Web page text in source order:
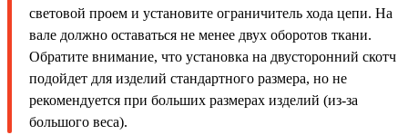
световой проем и установите ограничитель хода цепи. На
вале должно оставаться не менее двух оборотов ткани.
Обратите внимание, что установка на двусторонний скотч
подойдет для изделий стандартного размера, но не
рекомендуется при больших размерах изделий (из-за
большого веса).